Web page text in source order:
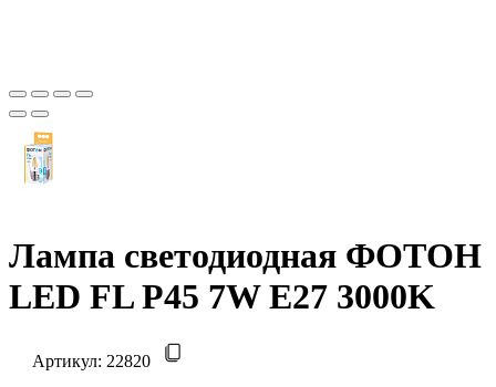
Лампа светодиодная ФОТОН
LED FL P45 7W E27 3000K
Артикул: 22820